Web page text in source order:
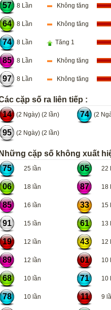
57 8 Lần Không tăng
64 8 Lần Không tăng
74 8 Lần Tăng 1
85 8 Lần Không tăng
97 8 Lần Không tăng
cặp số ra liên tiếp :
14
(2 Ngày) (2 lần) 74 (2
95 (2 Ngày) (2 lần)
Những cặp số không xuất
75
25 lần 05 22
06 18 lần 87 18
85 16 lần 33 15
91 15 lần 61 13
19 12 lần 43 12
89 12 lần 01 10
68 10 lần 71 10
78 10 lần 11 9